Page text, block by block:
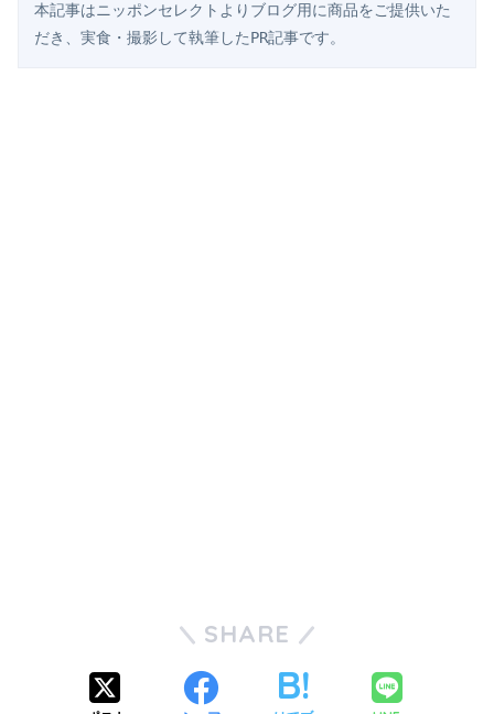
本記事はニッポンセレクトよりブログ用に商品をご提供いた
だき、実食・撮影して執筆したPR記事です。
SHARE